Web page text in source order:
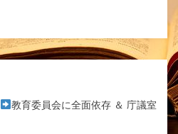
教育委員会に全面依存 ＆ 庁議室